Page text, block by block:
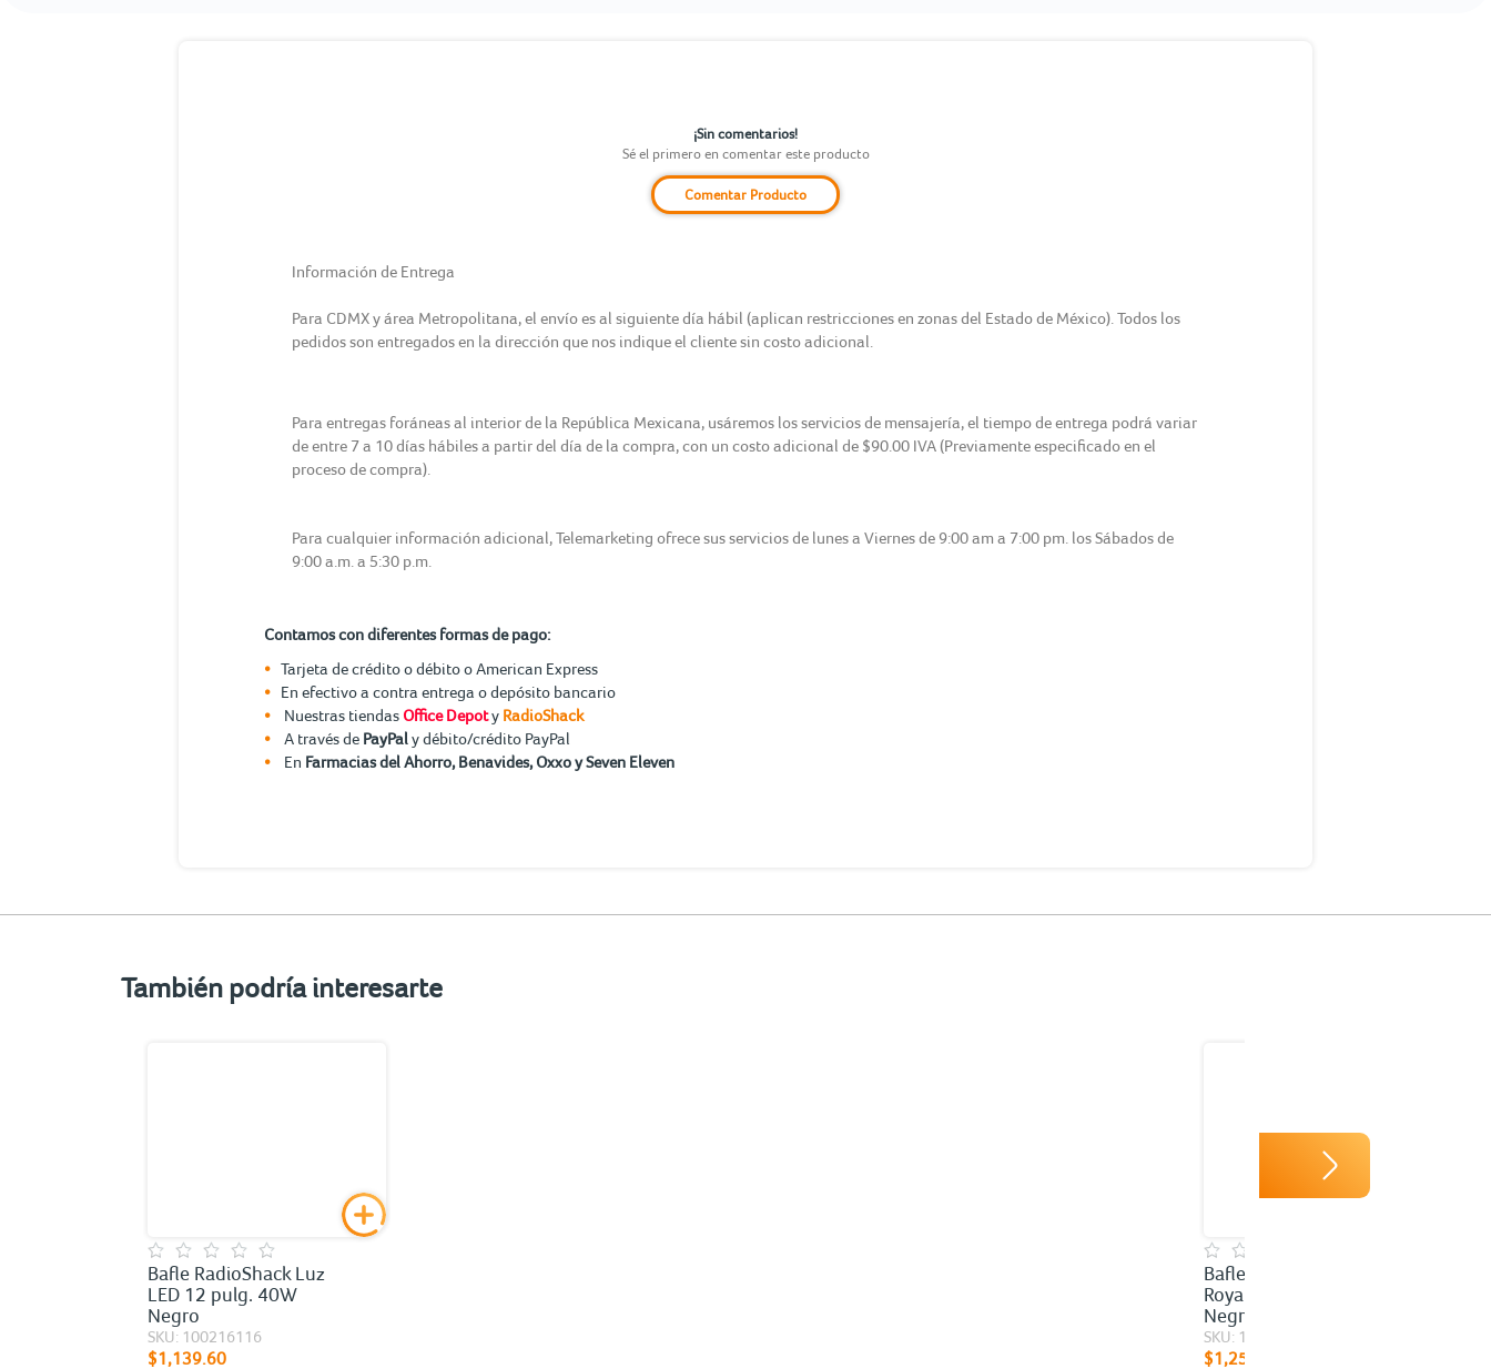
¡Sin comentarios!
Sé el primero en comentar este producto
Comentar Producto
Información de Entrega
Para CDMX y área Metropolitana, el envío es al siguiente día hábil (aplican restricciones en zonas del Estado de México). Todos los
pedidos son entregados en la dirección que nos indique el cliente sin costo adicional.
Para entregas foráneas al interior de la República Mexicana, usáremos los servicios de mensajería, el tiempo de entrega podrá variar
de entre 7 a 10 días hábiles a partir del día de la compra, con un costo adicional de $90.00 IVA (Previamente especificado en el
proceso de compra).
Para cualquier información adicional, Telemarketing ofrece sus servicios de lunes a Viernes de 9:00 am a 7:00 pm. los Sábados de
9:00 a.m. a 5:30 p.m.
Contamos con diferentes formas de pago:
Tarjeta de crédito o débito o American Express
En efectivo a contra entrega o depósito bancario
Nuestras tiendas Office Depoty RadioShack
A través de PayPaly débito/crédito PayPal
En Farmacias del Ahorro, Benavides, Oxxo y Seven Eleven
También podría interesarte
Bafle RadioShack Luz
LED 12 pulg. 40W
Negro
SKU: 100216116
$1,139.60
Bafle RadioShack RS
Royal 15 pulg. 40W
Negro
SKU: 100221046
$1,259.60